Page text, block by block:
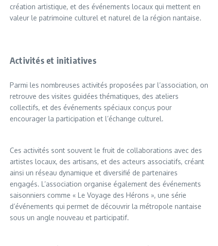
création artistique, et des événements locaux qui mettent en
valeur le patrimoine culturel et naturel de la région nantaise.
Activités et initiatives
Parmi les nombreuses activités proposées par l’association, on
retrouve des visites guidées thématiques, des ateliers
collectifs, et des événements spéciaux conçus pour
encourager la participation et l’échange culturel.
Ces activités sont souvent le fruit de collaborations avec des
artistes locaux, des artisans, et des acteurs associatifs, créant
ainsi un réseau dynamique et diversifié de partenaires
engagés. L’association organise également des événements
saisonniers comme « Le Voyage des Hérons », une série
d’événements qui permet de découvrir la métropole nantaise
sous un angle nouveau et participatif.